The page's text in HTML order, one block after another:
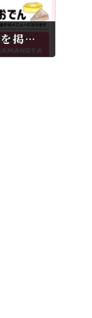
3月23日～3月28日のメニューを掲載しました